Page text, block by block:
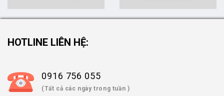
HOTLINE LIÊN HỆ:
0916 756 055
(Tất cả các ngày trong tuần )